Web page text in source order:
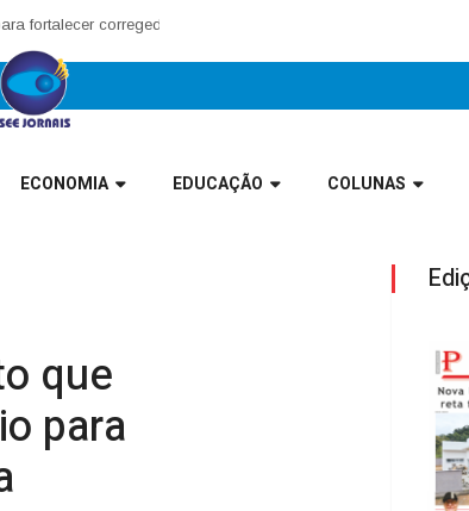
corregedorias municipais no Vale Europeu Nova UBS
ECONOMIA EDUCAÇÃO COLUNAS
que
para